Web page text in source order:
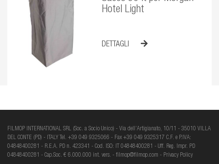
Hotel Light
DETTAGLI
FILMOP INTERNATIONAL SRL (Soc. a Socio Unico) - Via dell’Artigianato, 10/11 - 35010 VILLA
DEL CONTE (PD) - ITALY Tel. +39 049 9325066 - Fax +39 049 9325317 C.F. e P.IVA:
04848400281 - R.E.A. PD n. 423341 - Cod. ISO: IT 04848400281 - Uff. Reg. Impr. PD
04848400281 - Cap.Soc. € 6.000.000 int. vers. - filmop@filmop.com - Privacy Policy